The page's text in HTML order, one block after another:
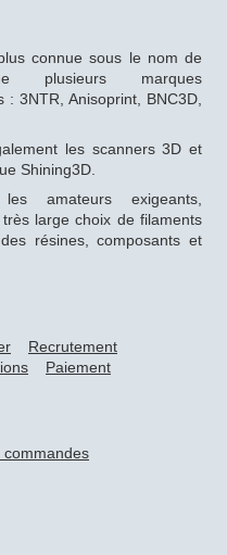
connue sous le nom de
plusieurs marques
: 3NTR, Anisoprint, BNC3D,
les scanners 3D et
Shining3D.
amateurs exigeants,
large choix de filaments
résines, composants et
Recrutement
Paiement
commandes